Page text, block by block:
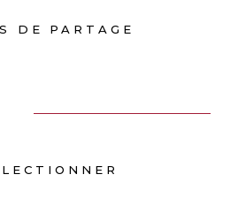
DE PARTAGE